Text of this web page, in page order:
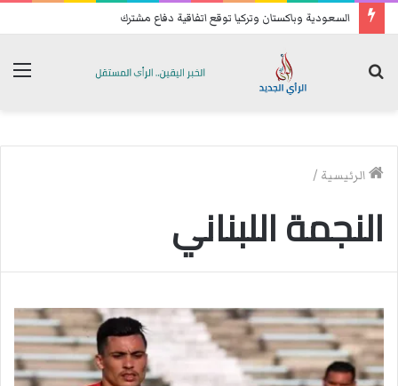
السعودية وباكستان وتركيا توقع اتفاقية دفاع مشترك
الرئيسية /
النجمة اللبناني